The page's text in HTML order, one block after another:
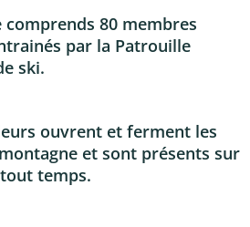
80 membres
par la Patrouille
ski.
ouvrent et ferment les
et sont présents sur
temps.